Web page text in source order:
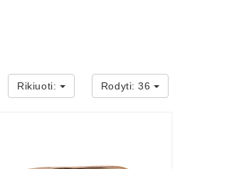
Rikiuoti: Rodyti: 36